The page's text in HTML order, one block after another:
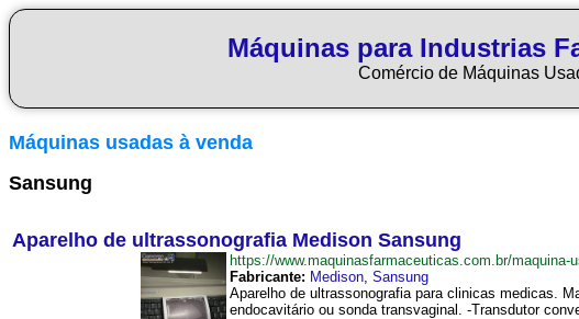
Máquinas para Industrias
Comércio de Máquinas
Máquinas usadas à venda
Sansung
Aparelho de ultrassonografia Medison Sansung
https://www.maquinasfarmaceuticas.com.br/
Fabricante: Medison, Sansung
Aparelho de ultrassonografia para clinicas medicas.
endocavitário ou sonda transvaginal. -Transdutor